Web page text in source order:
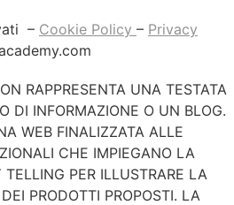
– Cookie Policy – Privacy
RAPPRESENTA UNA TESTATA
DI INFORMAZIONE O UN BLOG.
WEB FINALIZZATA ALLE
CHE IMPIEGANO LA
PER ILLUSTRARE LA
PRODOTTI PROPOSTI. LA